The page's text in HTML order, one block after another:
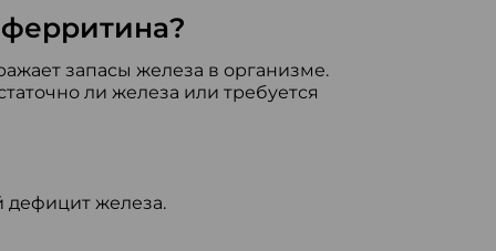
запасы железа в организме.
ли железа или требуется
железа.